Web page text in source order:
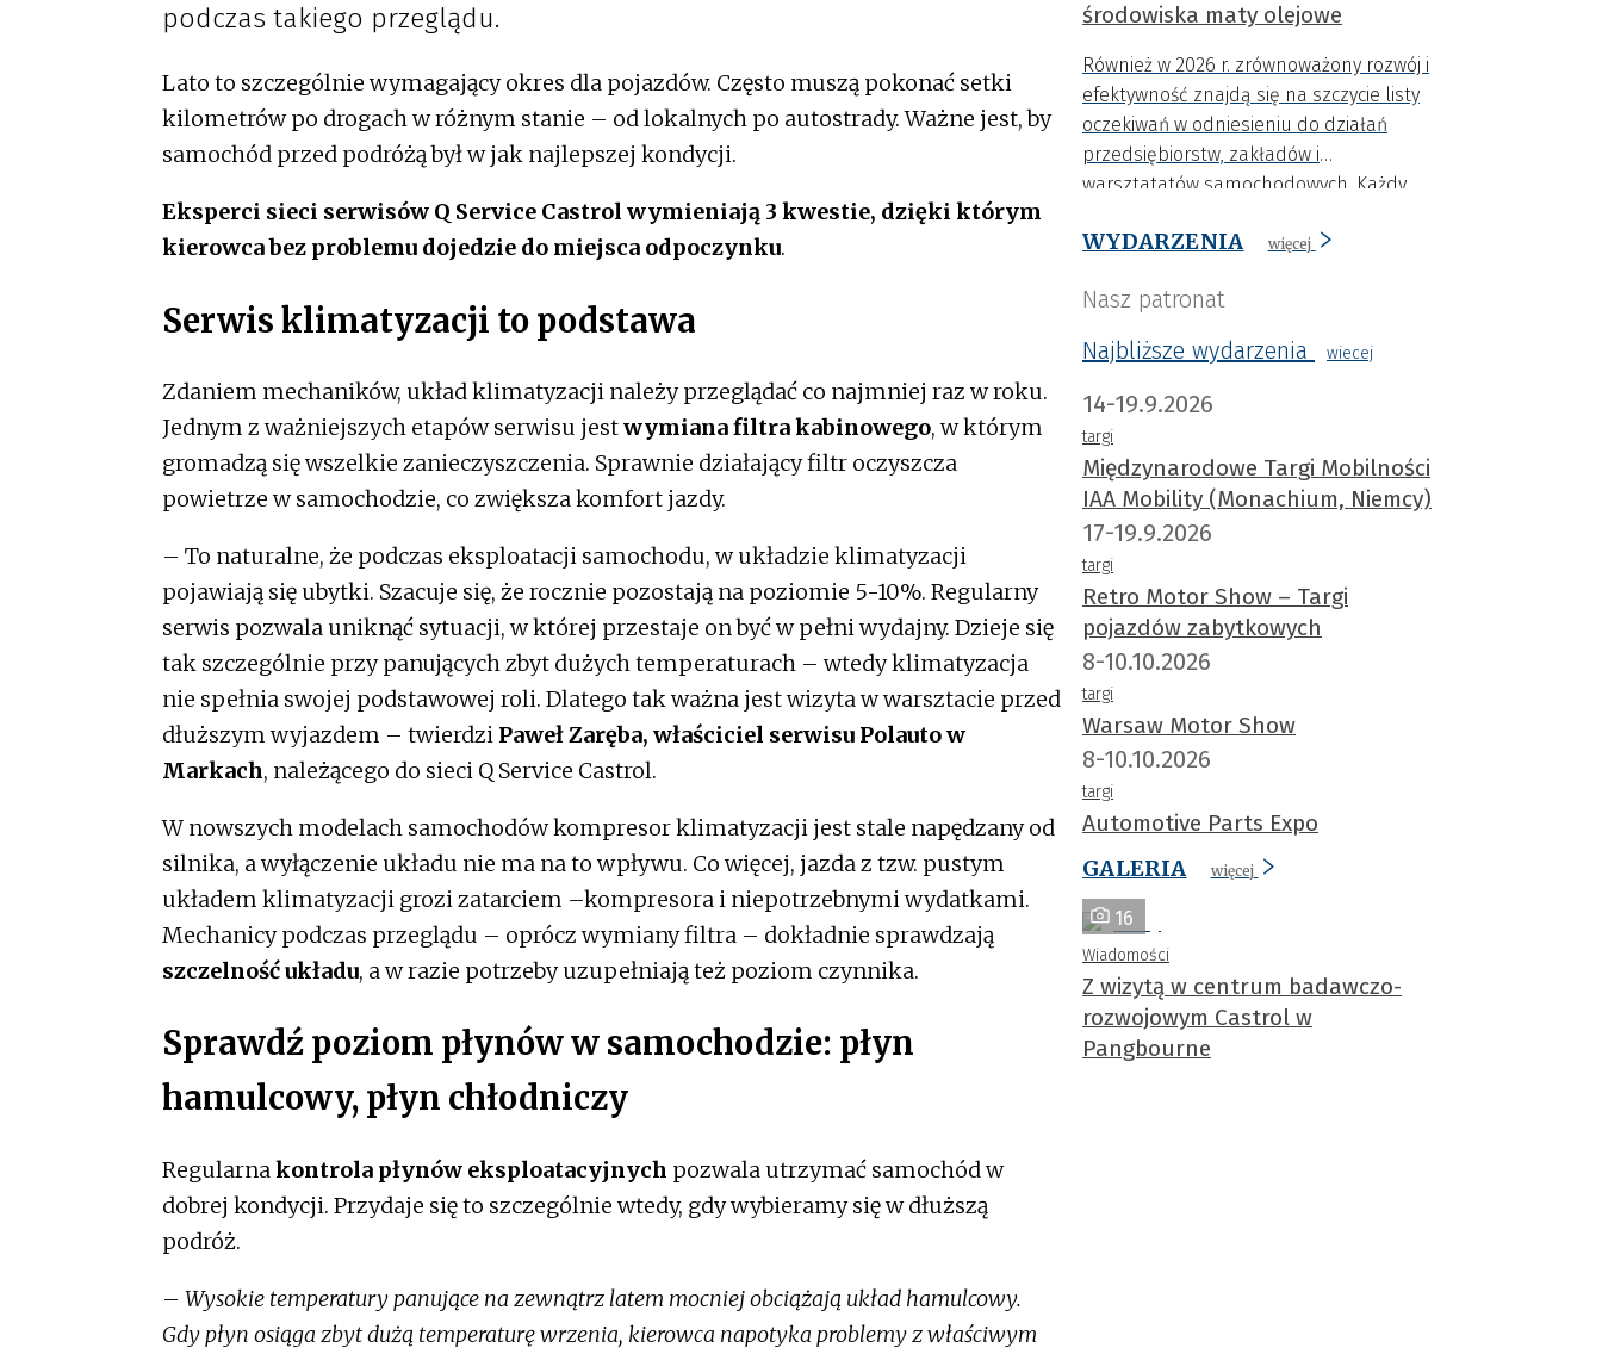
podczas takiego przeglądu.
Lato to szczególnie wymagający okres dla pojazdów. Często muszą pokonać setki
kilometrów po drogach w różnym stanie – od lokalnych po autostrady. Ważne jest, by
samochód przed podróżą był w jak najlepszej kondycji.
Eksperci sieci serwisów Q Service Castrol wymieniają 3 kwestie, dzięki którym
kierowca bez problemu dojedzie do miejsca odpoczynku.
Serwis klimatyzacji to podstawa
Zdaniem mechaników, układ klimatyzacji należy przeglądać co najmniej raz w roku.
Jednym z ważniejszych etapów serwisu jestwymiana filtra kabinowego, w którym
gromadzą się wszelkie zanieczyszczenia. Sprawnie działający filtr oczyszcza
powietrze w samochodzie, co zwiększa komfort jazdy.
– To naturalne, że podczas eksploatacji samochodu, w układzie klimatyzacji
pojawiają się ubytki. Szacuje się, że rocznie pozostają na poziomie 5-10%. Regularny
serwis pozwala uniknąć sytuacji, w której przestaje on być w pełni wydajny. Dzieje się
tak szczególnie przy panujących zbyt dużych temperaturach – wtedy klimatyzacja
nie spełnia swojej podstawowej roli. Dlatego tak ważna jest wizyta w warsztacie przed
dłuższym wyjazdem – twierdzi Paweł Zaręba, właściciel serwisu Polauto w
Markach, należącego do sieci Q Service Castrol.
W nowszych modelach samochodów kompresor klimatyzacji jest stale napędzany od
silnika, a wyłączenie układu nie ma na to wpływu. Co więcej, jazda z tzw. pustym
układem klimatyzacji grozi zatarciem –kompresora i niepotrzebnymi wydatkami.
Mechanicy podczas przeglądu – oprócz wymiany filtra – dokładnie sprawdzają
szczelność układu, a w razie potrzeby uzupełniają też poziom czynnika.
Sprawdź poziom płynów w samochodzie: płyn
hamulcowy, płyn chłodniczy
Regularnakontrola płynów eksploatacyjnych pozwala utrzymać samochód w
dobrej kondycji. Przydaje się to szczególnie wtedy, gdy wybieramy się w dłuższą
podróż.
– Wysokie temperatury panujące na zewnątrz latem mocniej obciążają układ hamulcowy.
Gdy płyn osiąga zbyt dużą temperaturę wrzenia, kierowca napotyka problemy z właściwym
środowiska maty olejowe
Również w 2026 r. zrównoważony rozwój i
efektywność znajdą się na szczycie listy
oczekiwań w odniesieniu do działań
przedsiębiorstw, zakładów i
warsztatatów samochodowych. Każdy,
musiał uwzględnić procesy przyjazne dla
WYDARZENIA więcej
Nasz patronat
Najbliższe wydarzenia
wiecej
14-19.9.2026
targi
Międzynarodowe Targi Mobilności
IAA Mobility (Monachium, Niemcy)
17-19.9.2026
targi
Retro Motor Show – Targi
pojazdów zabytkowych
8-10.10.2026
targi
Warsaw Motor Show
8-10.10.2026
targi
Automotive Parts Expo
GALERIA
więcej
16
Wiadomości
Z wizytą w centrum badawczo-
rozwojowym Castrol w
Pangbourne